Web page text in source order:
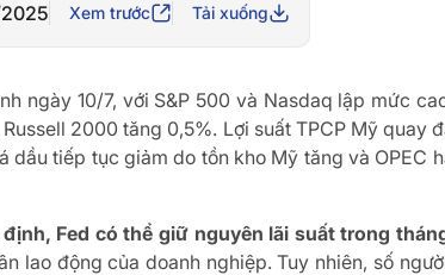
Xem trước Tải xuống
ngày 10/7, với S&P 500 và Nasdaq lập mức
2000 tăng 0,5%. Lợi suất TPCP Mỹ quay
dầu tiếp tục giảm do tồn kho Mỹ tăng và OPEC
Fed có thể giữ nguyên lãi suất trong
lao động của doanh nghiệp. Tuy nhiên, số